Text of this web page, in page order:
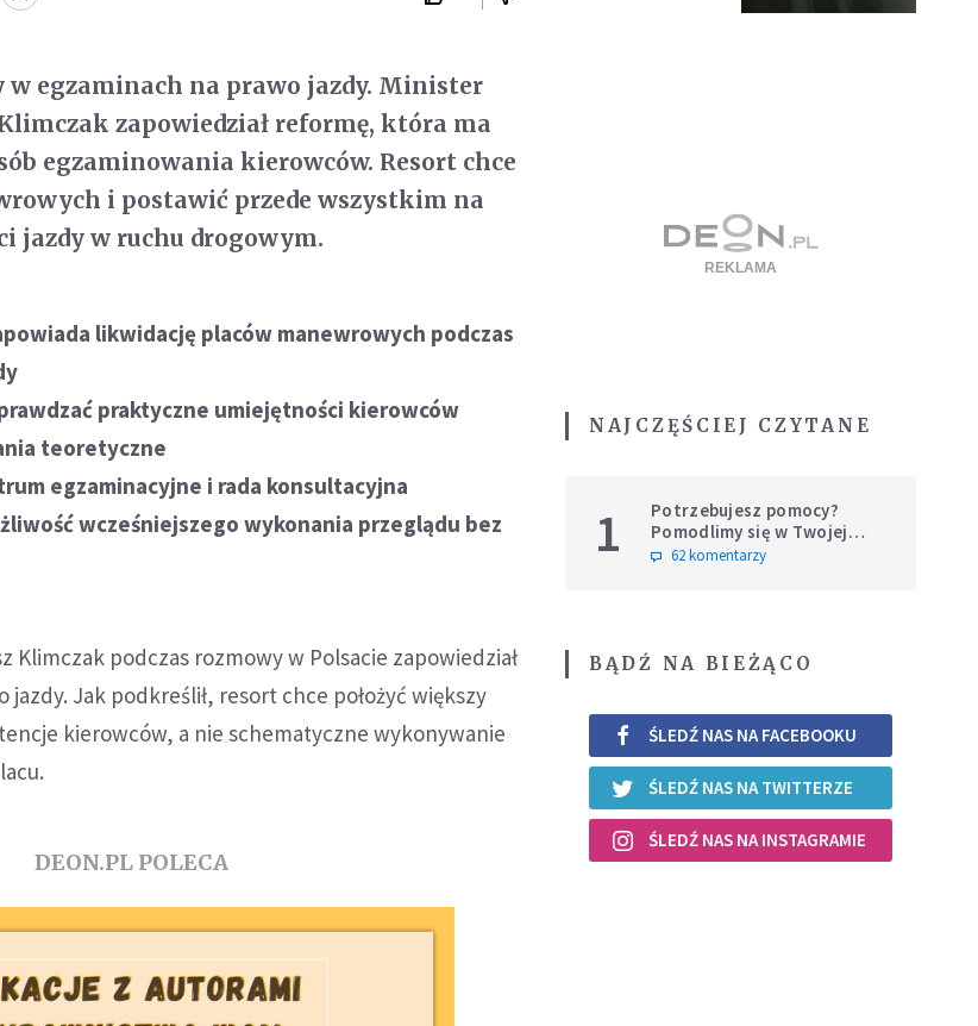
w egzaminach na prawo jazdy. Minister
zapowiedział reformę, która ma
egzaminowania kierowców. Resort chce
i postawić przede wszystkim na
jazdy w ruchu drogowym.
likwidację placów manewrowych podczas
praktyczne umiejętności kierowców
teoretyczne
egzaminacyjne i rada konsultacyjna
wcześniejszego wykonania przeglądu bez
Klimczak podczas rozmowy w Polsacie zapowiedział
Jak podkreślił, resort chce położyć większy
kierowców, a nie schematyczne wykonywanie
DEON.PL POLECA
NAJCZĘŚCIEJ CZYTANE
1
Potrzebujesz pomocy?
Pomodlimy się w Twojej
intencji
62 komentarzy
BĄDŹ NA BIEŻĄCO
ŚLEDŹ NAS NA FACEBOOKU
ŚLEDŹ NAS NA TWITTERZE
ŚLEDŹ NAS NA INSTAGRAMIE